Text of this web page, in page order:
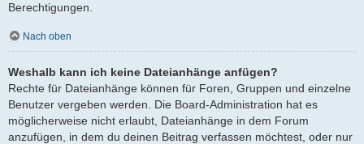
Berechtigungen.
Nach oben
Weshalb kann ich keine Dateianhänge anfügen?
Rechte für Dateianhänge können für Foren, Gruppen und einzelne
Benutzer vergeben werden. Die Board-Administration hat es
möglicherweise nicht erlaubt, Dateianhänge in dem Forum
anzufügen, in dem du deinen Beitrag verfassen möchtest, oder nur